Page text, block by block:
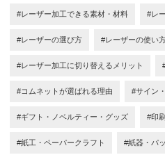
#レーザー加工できる素材・材料 #レ
#レーザーの選び方 #レーザーの使い
#レーザー加工に切り替えるメリット
#コムネットが選ばれる理由 #サイン
#ギフト・ノベルティー・グッズ #印
#紙工・ペーパークラフト #紙器・パ